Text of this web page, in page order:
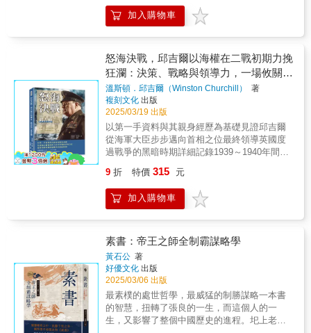
和領導力有興趣的人所寫。無論你是軍事愛好
者、商場領袖，還是對策略思考有興趣，本書
都能提供你全新的視角。木元寛明研讀美國陸
身為指揮官的你，應該如何思考與評估戰況，
如何投入作戰，並以實例作為佐證及全彩講解
素材，讓人一目了然。熟讀兵法而不用再背誦
古文，製作精美的彩色圖解與地圖，讓讀者不
用在茫茫長文中找尋重點而迷失學習的樂趣。
木元寬明以生動的案例，帶你深入了解從古至
今的經典戰役，分析其中的戰術精髓。運用本
書由淺至深的學習歷程，結合作者豐富的指揮
的狀況，提供最實用的戰術指導。將戰術與作
戰藝術視為密不可分的概念一併理解，藉此掌
握現代廣泛、多元、複雜的軍事行動。不同於
傳統的軍事書籍，《戰術的本質》更注重戰術
的邏輯和科學性，讓讀者更容易理解和掌握，
是一本提醒讀者關注何謂「戰術的本質」的重
要作品。
不更難想像！ 任何國家對決於戰場，影響勝負
的因素絕非軍隊有多強大，抑或國家領導人、
什麼樣的位置，以及宣傳在戰爭中究竟有哪些
值得我們注意的演進與變化。本書採歷史與文
獻分析法、敘事分析法，分別探討宣傳戰與公
關化戰爭的演進，以此歷史分析的發現為基
礎，進一步檢視美、英兩國（以美國為主）在
兩次波斯灣戰爭中遂行公關化戰爭的媒體管
理、媒體運用、訊息規劃等策略與作為，以及
對伊拉克「推倒海珊銅像」進行假事件分析。
加入購物車
怒海決戰，邱吉爾以海權在二戰初期力挽
狂瀾：決策、戰略與領導力，一場攸關國
運的存亡之戰
溫斯頓．邱吉爾（Winston Churchill）
著
複刻文化 出版
2025/03/19 出版
以第一手資料與其親身經歷為基礎見證邱吉爾
從海軍大臣步步邁向首相之位最終領導英國度
過戰爭的黑暗時期詳細記錄1939～1940年間英
決策與應對本書的核心內容聚焦於1939年至
1940年戰爭初期的關鍵時刻，詳細記錄了英國
政府如何應對納粹德國的侵略行動，以及邱吉
的外交與軍事動態，邱吉爾透過本書揭示了當
時國際局勢的複雜性，也分析了英法聯軍在決
策上的遲疑與錯誤。本書不僅是戰爭歷史的記
錄，更是一位政治家對關鍵時刻抉擇的深刻反
思。▎獨特的個人視角邱吉爾不僅是政治領
袖，更是優秀的歷史書寫者與演說家，他的敘
述風格鮮明且富有感染力。本書保留了他的個
人視角，讓讀者能夠深入理解他如何看待戰爭
9 折 特價 315 元
加入購物車
素書：帝王之師全制霸謀略學
黃石公 著
好優文化 出版
2025/03/06 出版
最素樸的處世哲學，最威猛的制勝謀略一本書
的智慧，扭轉了張良的一生，而這個人的一
生，又影響了整個中國歷史的進程。圯上老人